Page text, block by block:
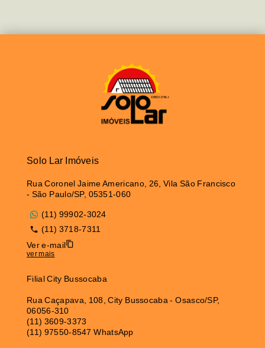
Solo Lar Imóveis
Rua Coronel Jaime Americano, 26, Vila São Francisco
- São Paulo/SP, 05351-060
(11) 99902-3024
(11) 3718-7311
Ver e-mail
ver mais
Filial City Bussocaba
Rua Caçapava, 108, City Bussocaba - Osasco/SP,
06056-310
(11) 3609-3373
(11) 97550-8547 WhatsApp